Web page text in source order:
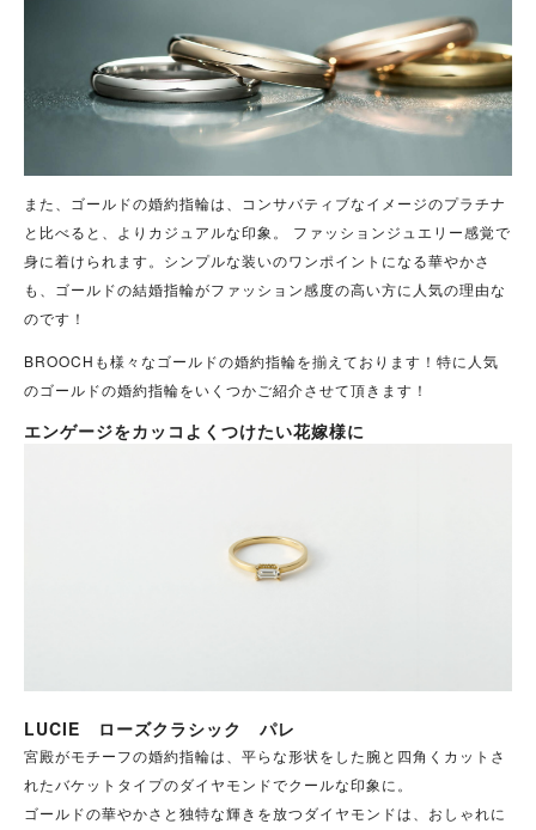
また、ゴールドの婚約指輪は、コンサバティブなイメージのプラチナ
と比べると、よりカジュアルな印象。 ファッションジュエリー感覚で
身に着けられます。シンプルな装いのワンポイントになる華やかさ
も、ゴールドの結婚指輪がファッション感度の高い方に人気の理由な
のです！
BROOCHも様々なゴールドの婚約指輪を揃えております！特に人気
のゴールドの婚約指輪をいくつかご紹介させて頂きます！
エンゲージをカッコよくつけたい花嫁様に
LUCIE ローズクラシック パレ
宮殿がモチーフの婚約指輪は、平らな形状をした腕と四角くカットさ
れたバケットタイプのダイヤモンドでクールな印象に。
ゴールドの華やかさと独特な輝きを放つダイヤモンドは、おしゃれに